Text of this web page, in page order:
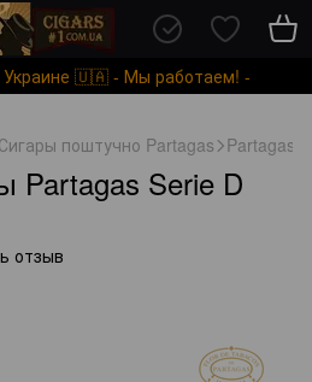
Украине 🇺🇦 - Мы работаем! -
Сигары поштучно Partagas Partagas
Partagas Serie D
отзыв